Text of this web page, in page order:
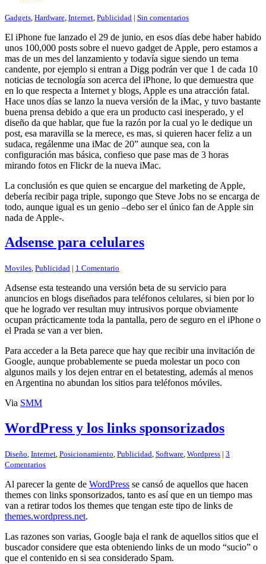
Gadgets Hardware Internet Publicidad | Sin comentarios
El iPhone fue lanzado el 29 de junio, en esos días debe haber habido
unos 100,000 posts sobre el nuevo gadget de Apple, pero estamos a
mas de un mes del lanzamiento y todavía sigue siendo un tema
candente, por ejemplo si entran a Digg podrán ver que 1 de cada 10
noticias de tecnología son acerca del iPhone, lo que demuestra que
en lo que respecta a Internet y blogs, Apple es una atracción fatal.
Hace unos días se lanzo la nueva versión de la iMac, y tuvo bastante
buena prensa debido a que era un producto casi inesperado, y el
diseño da que hablar, que fue la razón por la cual yo le dedique un
post, esa maravilla se la merece, es mas, si quieren hacer feliz a un
sudaca, regálenme una iMac de 20” aunque sea, con la
configuración mas básica, confieso que pase mas de 3 horas
mirando fotos en Flickr de la nueva iMac.
La conclusión es que quien se encargue del marketing de Apple,
debería recibir paga triple, supongo que Steve Jobs no se encarga de
todo, aunque igual es un genio –debo ser el único fan de Apple sin
nada de Apple-.
Adsense para celulares
Moviles, Publicidad | 1 Comentario
Adsense esta testeando una versión beta de su servicio para
anuncios en blogs diseñados para teléfonos celulares, si bien por lo
que he logrado ver resultan muy intrusivos porque obviamente
ocupan prácticamente toda la pantalla, pero de seguro en el iPhone o
el Prada se van a ver bien.
Para acceder a la Beta parece que hay que recibir una invitación de
Google, aunque probablemente se pueda molestar un poco con
algunos mails y los dejen entrar en el betatesting, además al menos
en Argentina no abundan los sitios para teléfonos móviles.
Via SMM
WordPress y los links sponsorizados
Diseño, Internet, Posicionamiento, Publicidad, Software, Wordpress | 3
Comentarios
Al parecer la gente de WordPress se cansó de aquellos que hacen
themes con links sponsorizados, tanto es así que en un tiempo mas
van a retirar todos los themes que tengan este tipo de links de
themes.wordpress.net.
Las razones son varias, Google baja el rank de aquellos sitios que el
buscador considere que esta obteniendo links de un modo “sucio” o
que el contenido en si sea considerado Spam.